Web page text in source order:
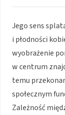
Jego sens
i płodności
wyobrażenie
w centrum
temu
społecznym
Zależność